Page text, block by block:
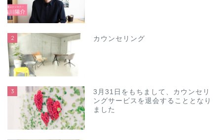
2 カウンセリング
3
3月31日をもちまして、カウンセリ
ングサービスを退会することとなり
ました